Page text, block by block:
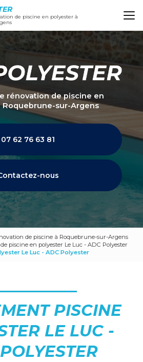
rénovation de piscine en
Roquebrune-sur-Argens
07 62 76 63 81
nous
de piscine à Roquebrune-sur-Argens
piscine en polyester Le Luc - ADC Polyester
Le Luc - ADC Polyester
PISCINE
LE LUC -